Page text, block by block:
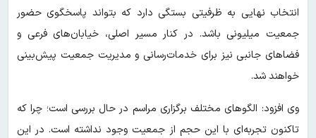
انتخاب نهایی به ظرفیتی بستگی دارد که بتواند پاسخگوی حضور
جمعیت میلیونی باشد. در کنار مسیر اصلی، خیابان‌های فرعی و
فضاهای جانبی نیز برای خدمات‌رسانی و مدیریت جمعیت پیش‌بینی
خواهند شد.
وی افزود: الگوهای مختلف برگزاری مراسم در حال بررسی است؛ چرا که
تاکنون تجربه‌ای با این حجم از جمعیت وجود نداشته است. در این